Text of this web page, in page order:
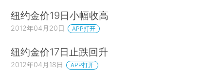
纽约金价19日小幅收高
2012年04月20日 APP打开
纽约金价17日止跌回升
2012年04月18日 APP打开